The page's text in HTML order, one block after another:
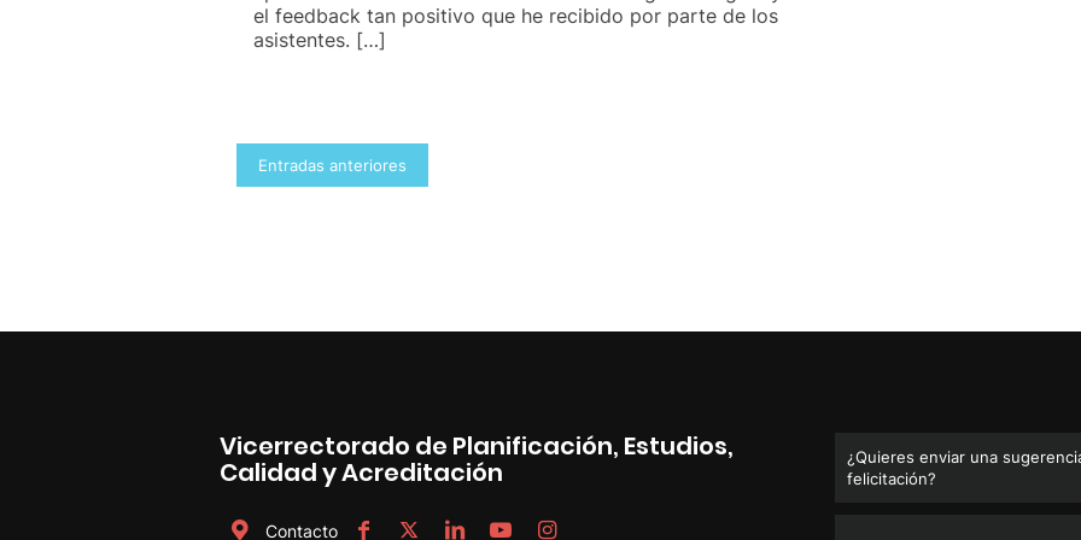
el feedback tan positivo que he recibido por parte de los
asistentes. […]
Navegación
de
Entradas anteriores
Vicerrectorado de Planificación, Estudios,
Calidad y Acreditación
Contacto
¿Quieres enviar una
felicitación?